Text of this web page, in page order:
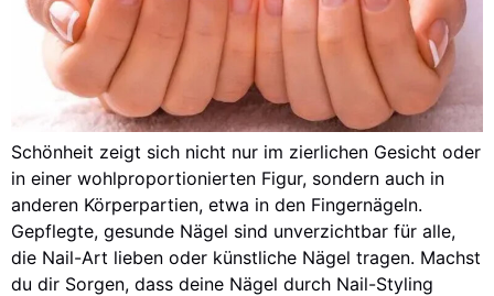
Schönheit zeigt sich nicht nur im zierlichen Gesicht oder
in einer wohlproportionierten Figur, sondern auch in
anderen Körperpartien, etwa in den Fingernägeln.
Gepflegte, gesunde Nägel sind unverzichtbar für alle,
die Nail-Art lieben oder künstliche Nägel tragen. Machst
du dir Sorgen, dass deine Nägel durch Nail-Styling